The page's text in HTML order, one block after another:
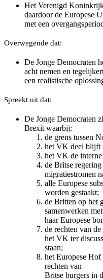
Het Verenigd
daardoor de Europese
met een
Overwegende dat:
De Jonge Democraten
acht nemen en
een realistische
Spreekt uit dat:
De Jonge Democraten
Brexit waarbij:
de grens tussen
het VK deel blijft
het VK de
de Britse
migratiestromen
alle Europese
worden gestaakt;
de Britten op het
samenwerken met
haar Europese
de rechten van
het VK ter
staan;
het Europese
rechten van
Britse burgers in